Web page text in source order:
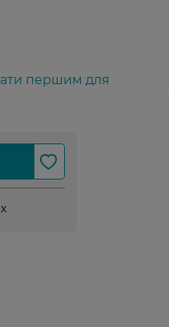
першим для